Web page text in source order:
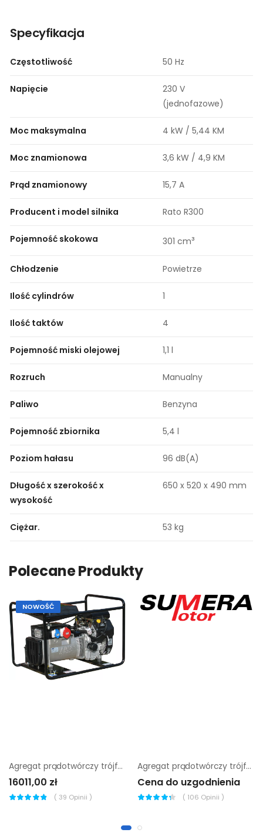
Specyfikacja
Częstotliwość 50 Hz
Napięcie
230 V
(jednofazowe)
Moc maksymalna 4 kW / 5,44 KM
Moc znamionowa 3,6 kW / 4,9 KM
Prąd znamionowy 15,7 A
Producent i model silnika Rato R300
Pojemność skokowa 301 cm³
Chłodzenie Powietrze
Ilość cylindrów 1
Ilość taktów 4
Pojemność miski olejowej 1,1 l
Rozruch Manualny
Paliwo Benzyna
Pojemność zbiornika 5,4 l
Poziom hałasu 96 dB(A)
Długość x szerokość x
wysokość
650 x 520 x 490 mm
Ciężar. 53 kg
Polecane Produkty
NOWOŚĆ
Agregat prądotwórczy trójfazowy Sumera Motor Smg-16Te-K-Avr
16011,00 zł
( 39 Opinii )
Agregat prądotwórczy trójfazowy Sumera Motor SMG-200I
Cena do uzgodnienia
( 106 Opinii )